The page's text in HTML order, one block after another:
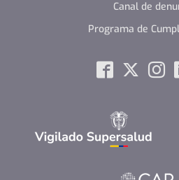
Canal de
Programa de